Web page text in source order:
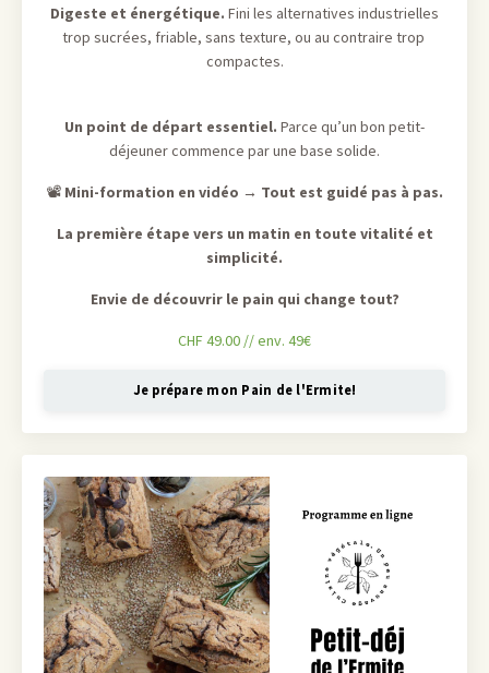
Digeste et énergétique. Fini les alternatives industrielles
trop sucrées, friable, sans texture, ou au contraire trop
compactes.
Un point de départ essentiel. Parce qu’un bon petit-
déjeuner commence par une base solide.
📽 Mini-formation en vidéo → Tout est guidé pas à pas.
La première étape vers un matin en toute vitalité et
simplicité.
Envie de découvrir le pain qui change tout?
CHF 49.00 // env. 49€
Je prépare mon Pain de l'Ermite!